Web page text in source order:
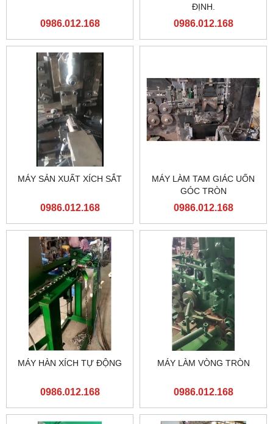
0986.012.168
ĐỊNH.
0986.012.168
MÁY SẢN XUẤT XÍCH SẮT
0986.012.168
MÁY LÀM TAM GIÁC UỐN
GÓC TRÒN
0986.012.168
MÁY HÀN XÍCH TỰ ĐỘNG
0986.012.168
MÁY LÀM VÒNG TRÒN
0986.012.168